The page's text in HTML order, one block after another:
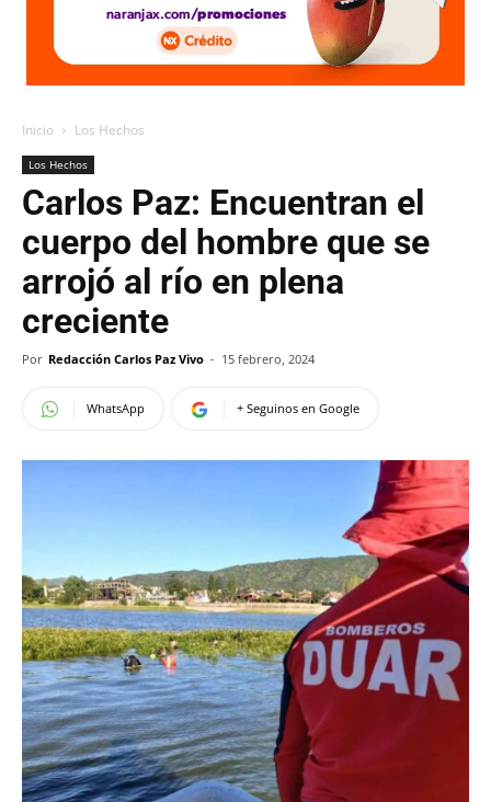
Inicio Los Hechos
Los Hechos
Carlos Paz: Encuentran el
cuerpo del hombre que se
arrojó al río en plena
creciente
Por Redacción Carlos Paz Vivo - 15 febrero, 2024
WhatsApp + Seguinos en Google